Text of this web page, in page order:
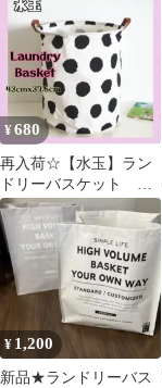
¥680
再入荷☆【水玉】ラン
ドリーバスケット 洗
濯 かご ランドリーバ
ッグ ボックス
¥ 1,200
新品★ランドリーバス